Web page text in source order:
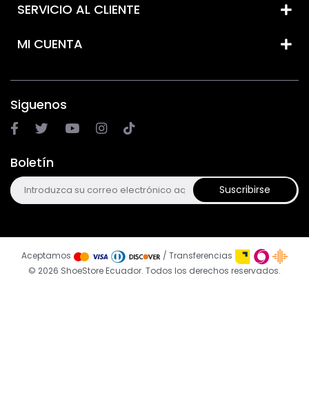
SERVICIO AL CLIENTE
MI CUENTA
Siguenos
Boletín
Suscribirse
© 2026 ShoeStore Ecuador. Todos los derechos reservados.
Aceptamos / Transferencias